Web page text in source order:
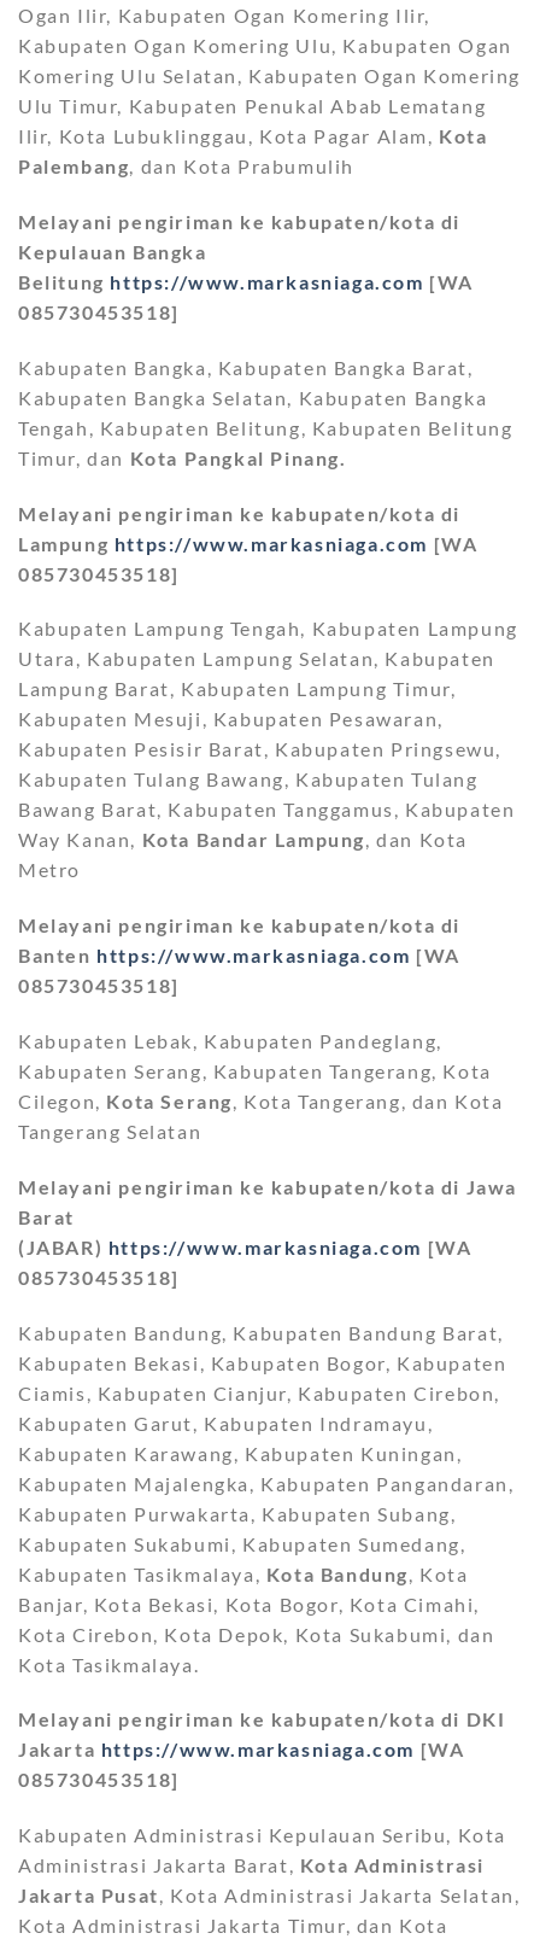
Ogan Ilir, Kabupaten Ogan Komering Ilir,
Kabupaten Ogan Komering Ulu, Kabupaten Ogan
Komering Ulu Selatan, Kabupaten Ogan Komering
Ulu Timur, Kabupaten Penukal Abab Lematang
Ilir, Kota Lubuklinggau, Kota Pagar Alam, Kota
Palembang, dan Kota Prabumulih
Melayani pengiriman ke kabupaten/kota di
Kepulauan Bangka
Belitung https://www.markasniaga.com [WA
085730453518]
Kabupaten Bangka, Kabupaten Bangka Barat,
Kabupaten Bangka Selatan, Kabupaten Bangka
Tengah, Kabupaten Belitung, Kabupaten Belitung
Timur, dan Kota Pangkal Pinang.
Melayani pengiriman ke kabupaten/kota di
Lampung https://www.markasniaga.com [WA
085730453518]
Kabupaten Lampung Tengah, Kabupaten Lampung
Utara, Kabupaten Lampung Selatan, Kabupaten
Lampung Barat, Kabupaten Lampung Timur,
Kabupaten Mesuji, Kabupaten Pesawaran,
Kabupaten Pesisir Barat, Kabupaten Pringsewu,
Kabupaten Tulang Bawang, Kabupaten Tulang
Bawang Barat, Kabupaten Tanggamus, Kabupaten
Way Kanan, Kota Bandar Lampung, dan Kota
Metro
Melayani pengiriman ke kabupaten/kota di
Banten https://www.markasniaga.com [WA
085730453518]
Kabupaten Lebak, Kabupaten Pandeglang,
Kabupaten Serang, Kabupaten Tangerang, Kota
Cilegon, Kota Serang, Kota Tangerang, dan Kota
Tangerang Selatan
Melayani pengiriman ke kabupaten/kota di Jawa
Barat
(JABAR) https://www.markasniaga.com [WA
085730453518]
Kabupaten Bandung, Kabupaten Bandung Barat,
Kabupaten Bekasi, Kabupaten Bogor, Kabupaten
Ciamis, Kabupaten Cianjur, Kabupaten Cirebon,
Kabupaten Garut, Kabupaten Indramayu,
Kabupaten Karawang, Kabupaten Kuningan,
Kabupaten Majalengka, Kabupaten Pangandaran,
Kabupaten Purwakarta, Kabupaten Subang,
Kabupaten Sukabumi, Kabupaten Sumedang,
Kabupaten Tasikmalaya, Kota Bandung
, Kota
Banjar, Kota Bekasi, Kota Bogor, Kota Cimahi,
Kota Cirebon, Kota Depok, Kota Sukabumi, dan
Kota Tasikmalaya.
Melayani pengiriman ke kabupaten/kota di DKI
Jakarta https://www.markasniaga.com [WA
085730453518]
Kabupaten Administrasi Kepulauan Seribu, Kota
Administrasi Jakarta Barat, Kota Administrasi
Jakarta Pusat, Kota Administrasi Jakarta Selatan,
Kota Administrasi Jakarta Timur, dan Kota